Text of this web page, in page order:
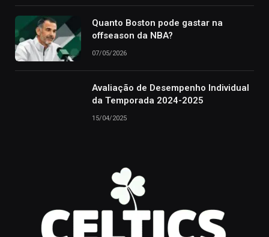
Quanto Boston pode gastar na
offseason da NBA?
07/05/2026
Avaliação de Desempenho Individual
da Temporada 2024-2025
15/04/2025